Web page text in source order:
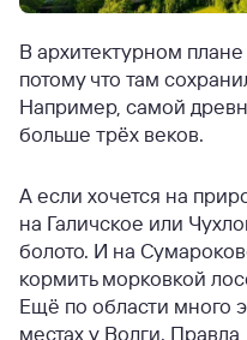
В архитектурном
потому что там
Например, самой
больше трёх веков.
А если хочется на
на Галичское или
болото. И на
кормить морковкой
Ещё по области много
местах у Волги.